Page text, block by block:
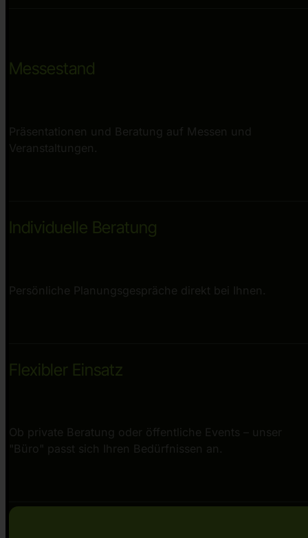
Messestand
Präsentationen und Beratung auf Messen und
Veranstaltungen.
Individuelle Beratung
Persönliche Planungsgespräche direkt bei Ihnen.
Flexibler Einsatz
Ob private Beratung oder öffentliche Events – unser
"Büro" passt sich Ihren Bedürfnissen an.